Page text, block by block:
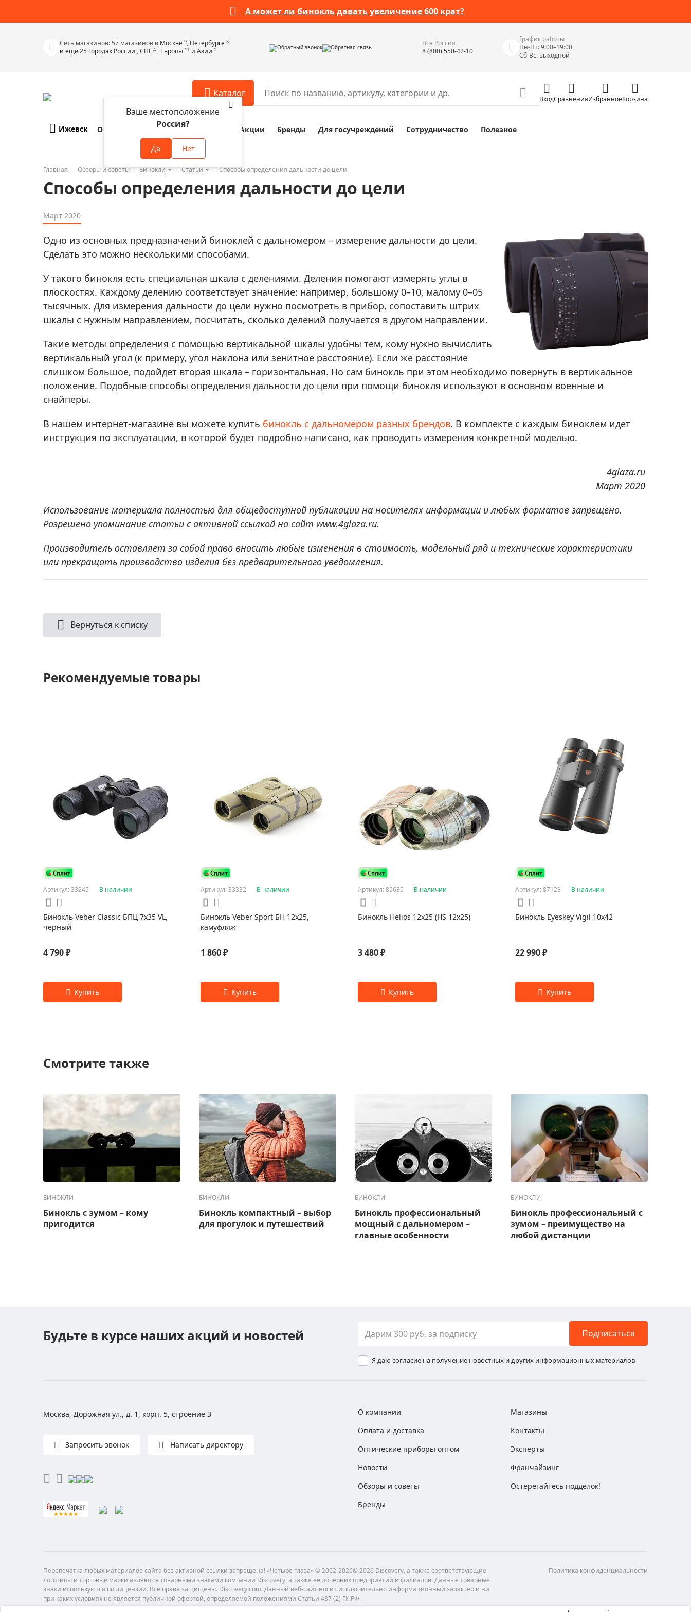
А может ли бинокль давать увеличение 600 крат?
Сеть магазинов: 57 магазинов в Москве 9, Петербурге 8
и еще 25 городах России ,СНГ 4 , Европы 11 и Азии 1 Обратный звонок Обратная связь
Вся Россия
8 (800) 550-42-10
График работы
Пн-Пт: 9:00–19:00
Сб-Вс: выходной
Каталог
Телескопы
Бинокли
Зрительные трубы
Приборы ночного видения
Прицелы
Фотогаджеты
Метеостанции, барометры, часы
Оптика для детей Levenhuk LabZZ
Астропланетарии
Подарки
Аксессуары для микроскопов
Аксессуары для зрительных труб
Аксессуары для биноклей
видения
Распродажа оптики по специальным
ценам
Распродажа выставочных образцов
Разное
Наборы исследователя Bresser Junior
Наборы для химических опытов
Лазерные дальномеры
Сумки, кейсы, чехлы
Средства для очистки оптики
Трихинеллоскопы
Карты, постеры, литература
Фонари
Элементы питания, карты памяти
Фотоловушки
Экшн-камеры
Мерч
Измерительные инструменты
Приборы теплового контроля
Приборы для обслуживания сетей
Детекторы проводки
Влагомеры (датчики влажности)
Лазерные дальномеры
Измерители параметров окружающей
среды
Термометры кулинарные (термощупы)
Курвиметры
Тестеры качества воды
Металлоискатели
Теодолиты
ВходСравненияИзбранноеКорзина
Ижевск
Ваше местоположение
Россия?
Да Нет
О компании Оплата и доставка Акции Бренды Для госучреждений Сотрудничество Полезное
Главная Обзоры и советы Бинокли Статьи Способы определения дальности до цели
Способы определения дальности до цели
Март 2020
Одно из основных предназначений биноклей с дальномером – измерение дальности до цели.
Сделать это можно несколькими способами.
У такого бинокля есть специальная шкала с делениями. Деления помогают измерять углы в
плоскостях. Каждому делению соответствует значение: например, большому 0–10, малому 0–05
тысячных. Для измерения дальности до цели нужно посмотреть в прибор, сопоставить штрих
шкалы с нужным направлением, посчитать, сколько делений получается в другом направлении.
Такие методы определения с помощью вертикальной шкалы удобны тем, кому нужно вычислить
вертикальный угол (к примеру, угол наклона или зенитное расстояние). Если же расстояние
слишком большое, подойдет вторая шкала – горизонтальная. Но сам бинокль при этом необходимо повернуть в вертикальное
положение. Подобные способы определения дальности до цели при помощи бинокля используют в основном военные и
снайперы.
В нашем интернет-магазине вы можете купить бинокль с дальномером разных брендов. В комплекте с каждым биноклем идет
инструкция по эксплуатации, в которой будет подробно написано, как проводить измерения конкретной моделью.
4glaza.ru
Март 2020
Использование материала полностью для общедоступной публикации на носителях информации и любых форматов запрещено.
Разрешено упоминание статьи с активной ссылкой на сайт www.4glaza.ru.
Производитель оставляет за собой право вносить любые изменения в стоимость, модельный ряд и технические характеристики
или прекращать производство изделия без предварительного уведомления.
Вернуться к списку
Рекомендуемые товары
Артикул: 33245 В наличии
Бинокль Veber Classic БПЦ 7x35 VL,
черный
4 790 ₽
Артикул: 33332 В наличии
Бинокль Veber Sport БН 12х25,
камуфляж
1 860 ₽
Артикул: 85635 В наличии
Бинокль Helios 12х25 (HS 12x25)
3 480 ₽
Артикул: 87128 В наличии
Бинокль Eyeskey Vigil 10х42
22 990 ₽
Смотрите также
БИНОКЛИ
Бинокль с зумом – кому
пригодится
БИНОКЛИ
Бинокль компактный – выбор
для прогулок и путешествий
БИНОКЛИ
Бинокль профессиональный
мощный с дальномером –
главные особенности
БИНОКЛИ
Бинокль профессиональный с
зумом – преимущество на
любой дистанции
Будьте в курсе наших акций и новостей Подписаться
Я даю согласие на получение новостных и других информационных материалов
Москва, Дорожная ул., д. 1, корп. 5, строение 3
Запросить звонок Написать директору
О компании
Оплата и доставка
Оптические приборы оптом
Новости
Обзоры и советы
Бренды
Магазины
Контакты
Эксперты
Франчайзинг
Остерегайтесь подделок!
Перепечатка любых материалов сайта без активной ссылки запрещена! «Четыре глаза» © 2002-2026© 2026 Discovery, а также соответствующие
логотипы и торговые марки являются товарными знаками компании Discovery, а также ее дочерних предприятий и филиалов. Данные товарные
знаки используются по лицензии. Все права защищены. Discovery.com. Данный веб-сайт носит исключительно информационный характер и ни
при каких условиях не является публичной офертой, определяемой положениями Статьи 437 (2) ГК РФ.
Политика конфиденциальности